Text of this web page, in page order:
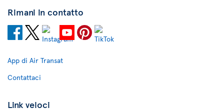
Rimani in contatto
App di Air Transat
Contattaci
Link veloci